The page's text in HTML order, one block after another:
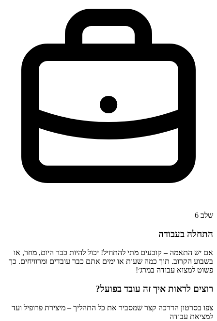
שלב 6
התחלה בעבודה
אם יש התאמה – קובעים מתי להתחיל! יכול להיות כבר היום, מחר, או
בשבוע הקרוב. תוך כמה שעות או ימים אתם כבר עובדים ומרוויחים. כך
פשוט למצוא עבודה במרג׳!
רוצים לראות איך זה עובד בפועל?
צפו בסרטון הדרכה קצר שמסביר את כל התהליך – מיצירת פרופיל ועד
למציאת עבודה